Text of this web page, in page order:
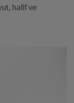
hafif ve